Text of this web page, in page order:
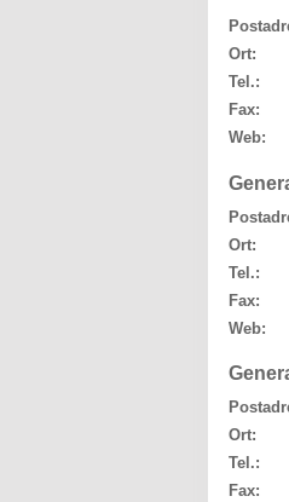
Ort:
Tel.:
Fax:
Web:
Ort:
Tel.:
Fax:
Web:
Ort:
Tel.:
Fax: